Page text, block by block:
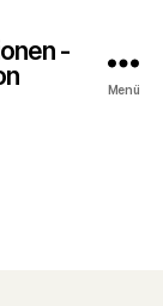
-
Menü